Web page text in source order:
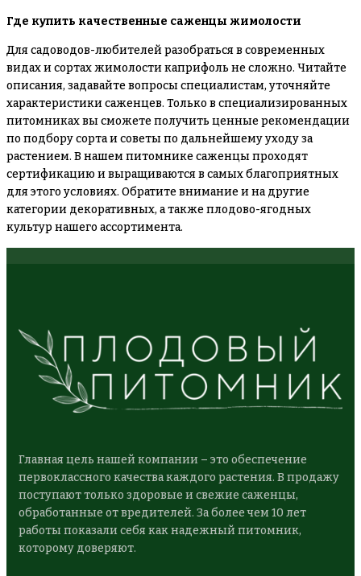
Где купить качественные саженцы жимолости
Для садоводов-любителей разобраться в современных
видах и сортах жимолости каприфоль не сложно. Читайте
описания, задавайте вопросы специалистам, уточняйте
характеристики саженцев. Только в специализированных
питомниках вы сможете получить ценные рекомендации
по подбору сорта и советы по дальнейшему уходу за
растением. В нашем питомнике саженцы проходят
сертификацию и выращиваются в самых благоприятных
для этого условиях. Обратите внимание и на другие
категории декоративных, а также плодово-ягодных
культур нашего ассортимента.
Главная цель нашей компании – это обеспечение
первоклассного качества каждого растения. В продажу
поступают только здоровые и свежие саженцы,
обработанные от вредителей. За более чем 10 лет
работы показали себя как надежный питомник,
которому доверяют.